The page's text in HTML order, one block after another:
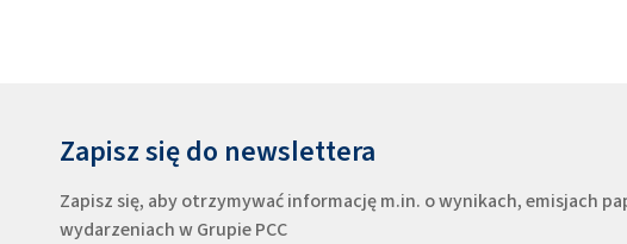
Zapisz się do newslettera
Zapisz się, aby otrzymywać informację m.in. o wynikach, emisjach
wydarzeniach w Grupie PCC